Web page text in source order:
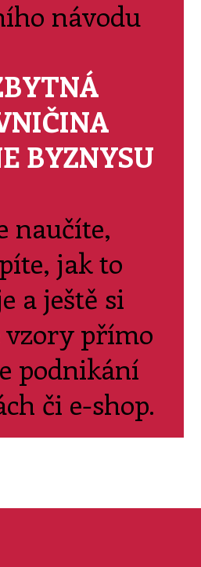
návodu
BYZNYSU
naučíte,
jak to
a ještě si
vzory přímo
podnikání
či e-shop.